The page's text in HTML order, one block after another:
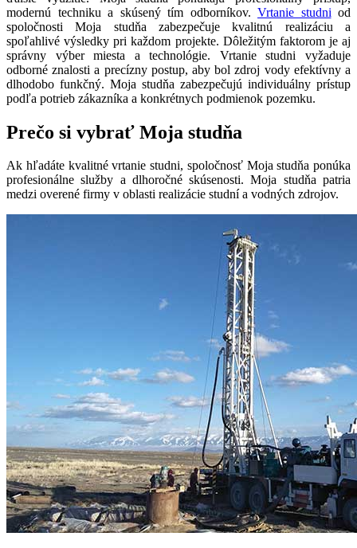
modernú techniku a skúsený tím odborníkov. Vrtanie studni od
spoločnosti Moja studňa zabezpečuje kvalitnú realizáciu a
spoľahlivé výsledky pri každom projekte. Dôležitým faktorom je aj
správny výber miesta a technológie. Vrtanie studni vyžaduje
odborné znalosti a precízny postup, aby bol zdroj vody efektívny a
dlhodobo funkčný. Moja studňa zabezpečujú individuálny prístup
podľa potrieb zákazníka a konkrétnych podmienok pozemku.
Prečo si vybrať Moja studňa
Ak hľadáte kvalitné vrtanie studni, spoločnosť Moja studňa ponúka
profesionálne služby a dlhoročné skúsenosti. Moja studňa patria
medzi overené firmy v oblasti realizácie studní a vodných zdrojov.